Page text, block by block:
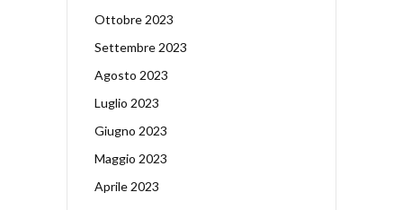
Ottobre 2023
Settembre 2023
Agosto 2023
Luglio 2023
Giugno 2023
Maggio 2023
Aprile 2023